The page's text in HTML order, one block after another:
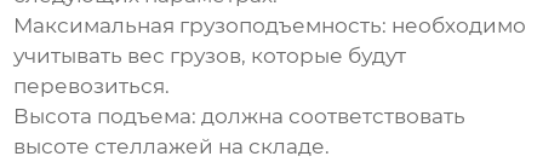
Максимальная грузоподъемность: необходимо
учитывать вес грузов, которые будут
перевозиться.
Высота подъема: должна соответствовать
высоте стеллажей на складе.